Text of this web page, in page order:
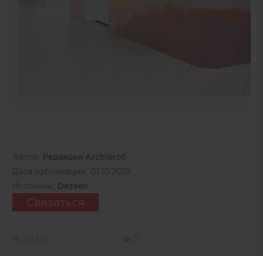
Автор:
Редакция Archiprofi
Дата публикации: 01.10.2019
Источник:
Dezeen
Связаться